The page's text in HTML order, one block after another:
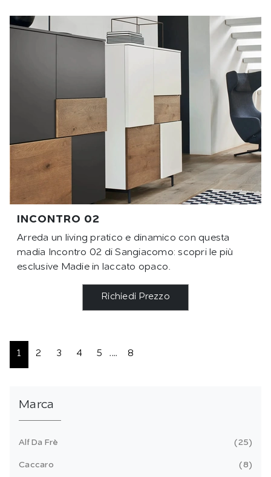
INCONTRO 02
Arreda un living pratico e dinamico con questa
madia Incontro 02 di Sangiacomo: scopri le più
esclusive Madie in laccato opaco.
Richiedi Prezzo
1 2 3 4 5 .... 8
Marca
Alf Da Frè 25
Caccaro 8